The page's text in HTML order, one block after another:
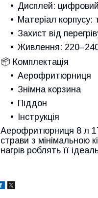
Дисплей: цифровий
Матеріал корпусу:
Захист від
Живлення:
📦 Комплектація
Аерофритюрниця
Знімна корзина
Піддон
Інструкція
Аерофритюрниця 8 л
страви з мінімальною
нагрів роблять її